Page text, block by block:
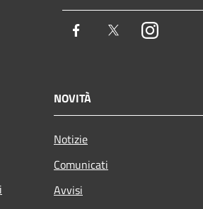
Facebook TwitterInstagram
NOVITÀ
Notizie
Comunicati
Avvisi